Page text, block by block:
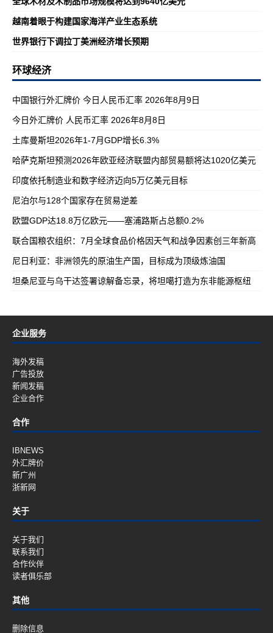
越南着眼于构建国家海洋产业生态系统
世界银行下调拉丁美洲经济增长预期
环球经济
中国银行外汇牌价 今日人民币汇率 2026年8月9日
今日外汇牌价 人民币汇率 2026年8月8日
土库曼斯坦2026年1-7月GDP增长6.3%
哈萨克斯坦预测2026年欧亚经济联盟内部贸易额将达1020亿美元
印度依托制造业和数字经济迈向5万亿美元目标
尼泊尔与128个国家存在贸易逆差
欧盟GDP达18.8万亿欧元——塞浦路斯占总额0.2%
联合国粮农组织：7月全球食品价格因天气和战争因素创三年新高
尼日利亚：非洲领先的原油生产国，目标成为顶级炼油国
坦桑尼亚与乌干达签署谅解备忘录，将坦噶打造为东非能源枢纽
企业服务
海外发稿
广告投放
新闻发稿
企业合作
合作
IBNEWS
外汇牌价
新广州
浙新网
关于
关于我们
联系我们
合作伙伴
读者俱乐部
其他
删除信息